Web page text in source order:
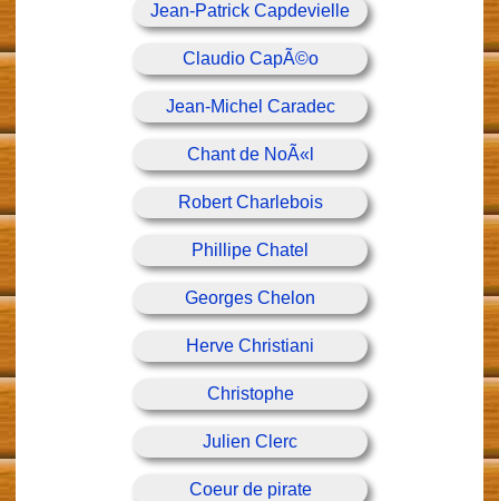
Jean-Patrick Capdevielle
Claudio CapÃ©o
Jean-Michel Caradec
Chant de NoÃ«l
Robert Charlebois
Phillipe Chatel
Georges Chelon
Herve Christiani
Christophe
Julien Clerc
Coeur de pirate